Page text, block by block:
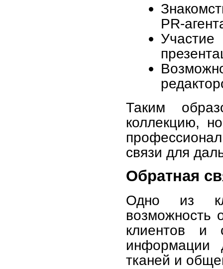
PR-
Таким
коллекцию,
связи для
Обратная
Одно из
возможность
клиентов и
информации
тканей и